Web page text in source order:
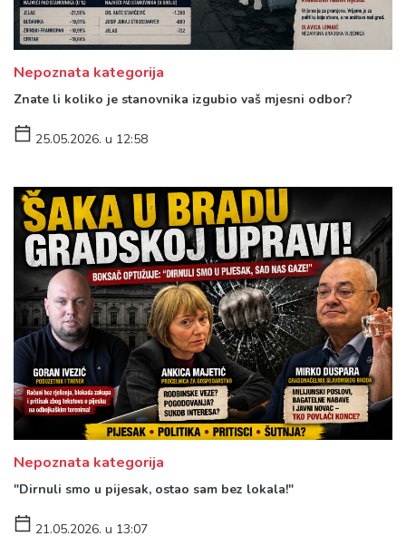
Nepoznata kategorija
Znate li koliko je stanovnika izgubio vaš mjesni odbor?
25.05.2026. u 12:58
Nepoznata kategorija
"Dirnuli smo u pijesak, ostao sam bez lokala!"
21.05.2026. u 13:07